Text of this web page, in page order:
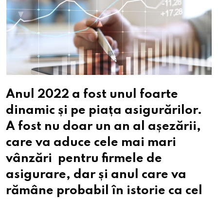
Anul 2022 a fost unul foarte
dinamic și pe piața asigurărilor.
A fost nu doar un an al așezării,
care va aduce cele mai mari
vânzări pentru firmele de
asigurare, dar și anul care va
rămâne probabil în istorie ca cel